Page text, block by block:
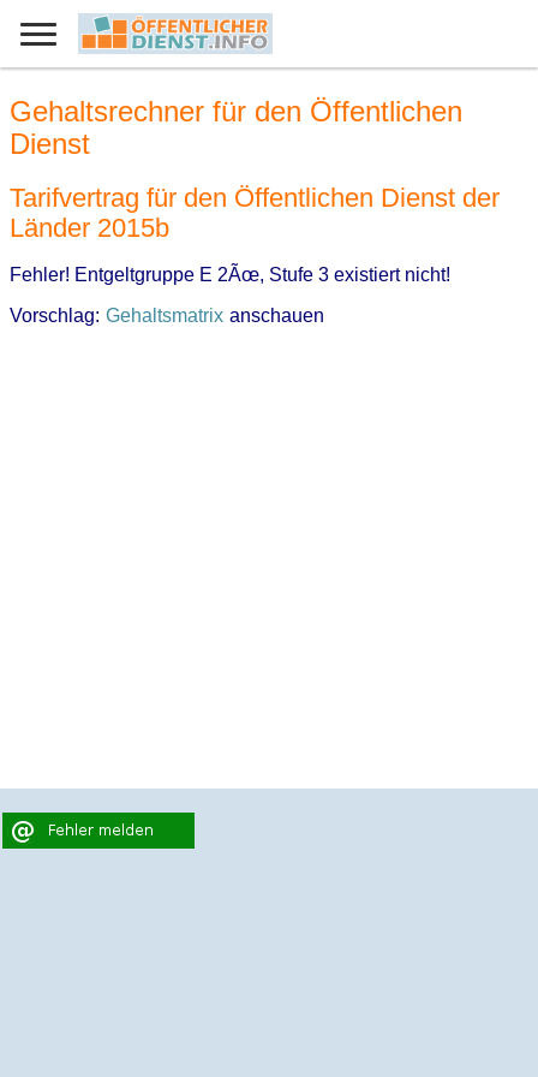
Gehaltsrechner für den Öffentlichen
Dienst
Tarifvertrag für den Öffentlichen Dienst der
Länder 2015b
Fehler! Entgeltgruppe E 2Ãœ, Stufe 3 existiert nicht!
Vorschlag: Gehaltsmatrix anschauen